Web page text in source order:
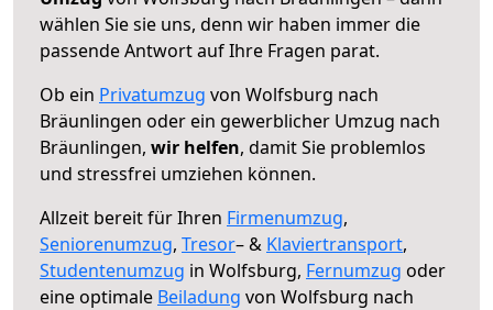
wählen Sie sie uns, denn wir haben immer die
passende Antwort auf Ihre Fragen parat.
Ob ein Privatumzug von Wolfsburg nach
Bräunlingen oder ein gewerblicher Umzug nach
Bräunlingen, wir helfen, damit Sie problemlos
und stressfrei umziehen können.
Allzeit bereit für Ihren Firmenumzug,
Seniorenumzug, Tresor– & Klaviertransport,
Studentenumzug in Wolfsburg, Fernumzug oder
eine optimale Beiladung von Wolfsburg nach